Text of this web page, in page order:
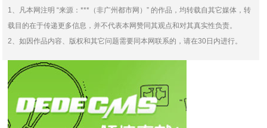
1、凡本网注明 “来源：***（非广州都市网）” 的作品，均转载自其它媒体，转
载目的在于传递更多信息，并不代表本网赞同其观点和对其真实性负责。
2、如因作品内容、版权和其它问题需要同本网联系的，请在30日内进行。